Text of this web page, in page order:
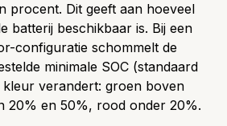
procent. Dit geeft aan hoeveel
batterij beschikbaar is. Bij een
configuratie schommelt de
minimale SOC (standaard
kleur verandert: groen boven
20% en 50%, rood onder 20%.